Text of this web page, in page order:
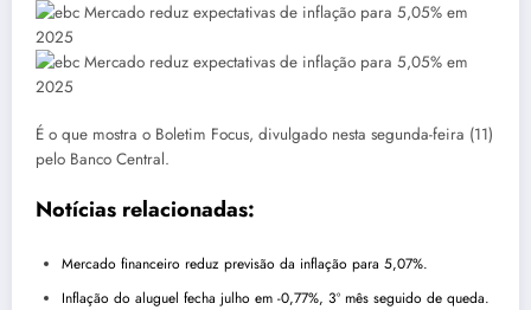
É o que mostra o Boletim Focus, divulgado nesta segunda-feira (11)
pelo Banco Central.
Notícias relacionadas:
Mercado financeiro reduz previsão da inflação para 5,07%.
Inflação do aluguel fecha julho em -0,77%, 3º mês seguido de queda.